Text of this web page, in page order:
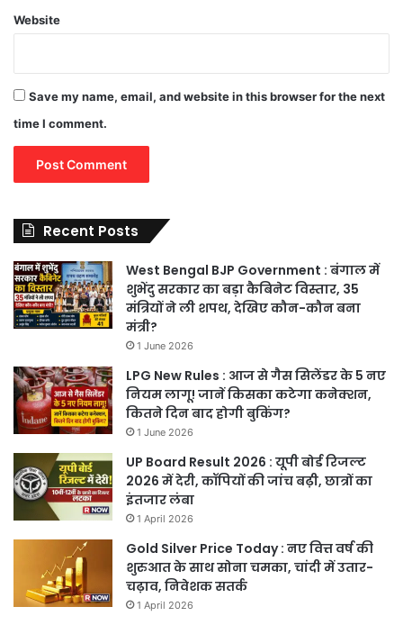
Website
Save my name, email, and website in this browser for the next
time I comment.
Recent Posts
West Bengal BJP Government : बंगाल में
शुभेंदु सरकार का बड़ा कैबिनेट विस्तार, 35
मंत्रियों ने ली शपथ, देखिए कौन-कौन बना
मंत्री?
1 June 2026
LPG New Rules : आज से गैस सिलेंडर के 5 नए
नियम लागू! जानें किसका कटेगा कनेक्शन,
कितने दिन बाद होगी बुकिंग?
1 June 2026
UP Board Result 2026 : यूपी बोर्ड रिजल्ट
2026 में देरी, कॉपियों की जांच बढ़ी, छात्रों का
इंतजार लंबा
1 April 2026
Gold Silver Price Today : नए वित्त वर्ष की
शुरुआत के साथ सोना चमका, चांदी में उतार-
चढ़ाव, निवेशक सतर्क
1 April 2026